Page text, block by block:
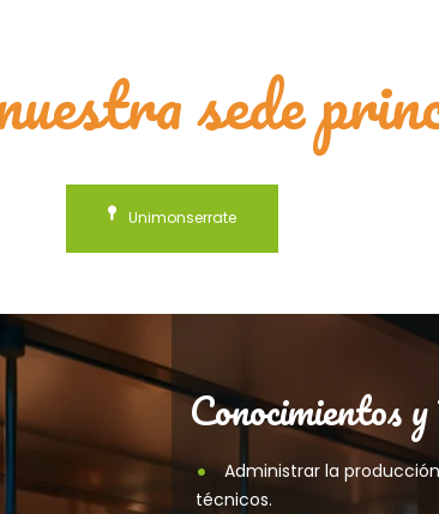
sede
Unimonserrate
Conocimientos
Administrar la
técnicos.